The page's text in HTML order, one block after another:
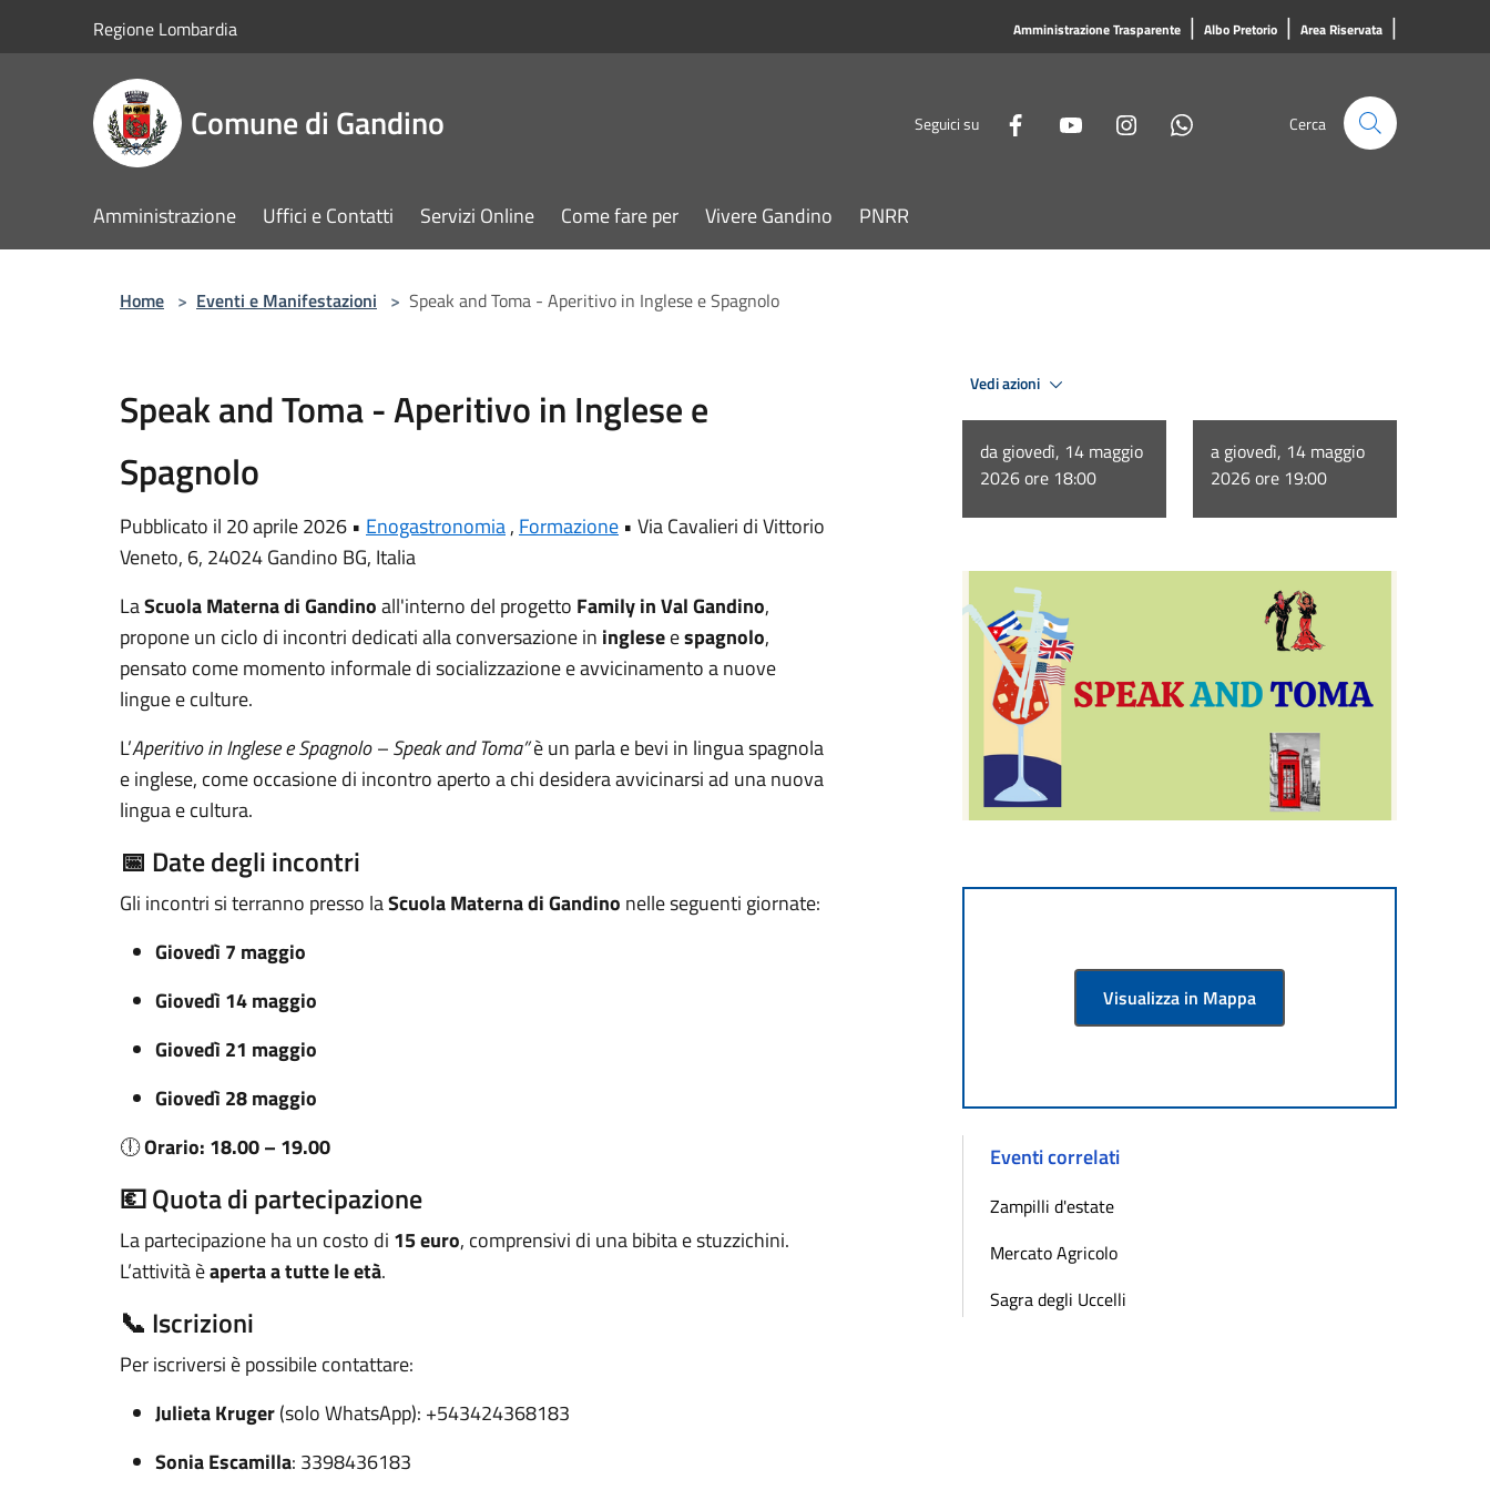
Regione Lombardia Amministrazione Trasparente | Albo Pretorio | Area Riservata |
Comune di Gandino Seguici su Cerca
Amministrazione Uffici e Contatti Servizi Online Come fare per Vivere Gandino PNRR
Home > Eventi e Manifestazioni > Speak and Toma - Aperitivo in Inglese e Spagnolo
Speak and Toma - Aperitivo in Inglese e
Spagnolo
Pubblicato il 20 aprile 2026 • Enogastronomia, Formazione • Via Cavalieri di Vittorio
Veneto, 6, 24024 Gandino BG, Italia
LaScuola Materna di Gandinoall'interno del progetto Family in Val Gandino,
propone un ciclo di incontri dedicati alla conversazione in ingleseespagnolo,
pensato come momento informale di socializzazione e avvicinamento a nuove
lingue e culture.
L’Aperitivo in Inglese e Spagnolo – Speak and Toma”è un parla e bevi in lingua spagnola
e inglese, come occasione di incontro aperto a chi desidera avvicinarsi ad una nuova
lingua e cultura.
📅 Date degli incontri
Gli incontri si terranno presso laScuola Materna di Gandino nelle seguenti giornate:
Giovedì 7 maggio
Giovedì 14 maggio
Giovedì 21 maggio
Giovedì 28 maggio
🕕Orario: 18.00 – 19.00
💶 Quota di partecipazione
La partecipazione ha un costo di 15 euro, comprensivi di una bibita e stuzzichini.
L’attività èaperta a tutte le età.
📞 Iscrizioni
Per iscriversi è possibile contattare:
Julieta Kruger(solo WhatsApp): +543424368183
Sonia Escamilla: 3398436183
Vedi azioni
da giovedì, 14 maggio
2026 ore 18:00
a giovedì, 14 maggio
2026 ore 19:00
Visualizza in Mappa
Eventi correlati
Zampilli d'estate
Mercato Agricolo
Sagra degli Uccelli